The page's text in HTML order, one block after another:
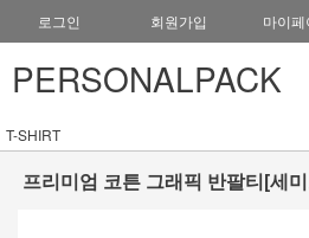
로그인 회원가입 마이페
PERSONALPACK
T-SHIRT
프리미엄 코튼 그래픽 반팔티[세